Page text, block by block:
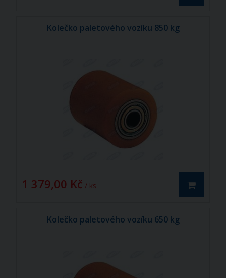
Kolečko paletového vozíku 850 kg
1 379,00 Kč / ks
Kolečko paletového vozíku 650 kg